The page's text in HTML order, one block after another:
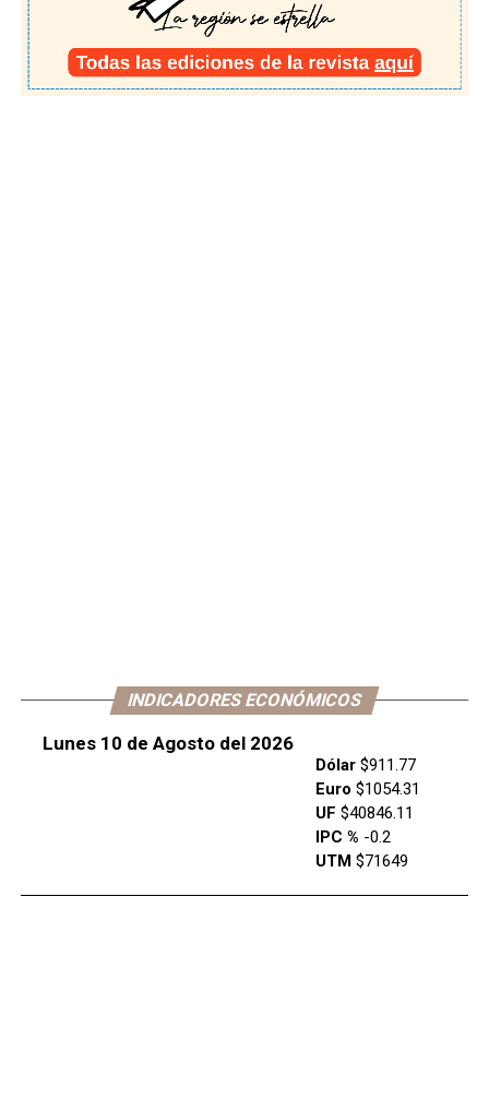
INDICADORES ECONÓMICOS
Lunes 10 de Agosto del 2026
Dólar$911.77
Euro $1054.31
UF $40846.11
IPC % -0.2
UTM$71649